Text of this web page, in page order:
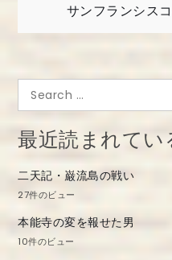
ナ
ゲ
ー
シ
ョ
ン
サンフランシス
Search
for:
最近読まれてい
二天記・巌流島の戦い
27件のビュー
本能寺の変を報せた男
10件のビュー